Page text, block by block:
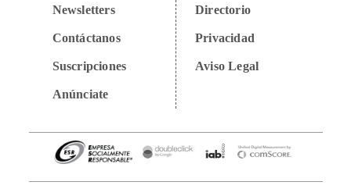
Newsletters
Contáctanos
Suscripciones
Anúnciate
Directorio
Privacidad
Aviso Legal